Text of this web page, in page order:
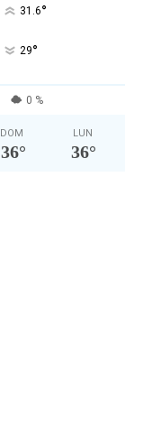
31.6°
29°
0 %
DOM
36°
LUN
36°